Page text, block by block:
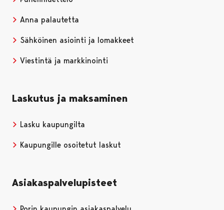
Anna palautetta
Sähköinen asiointi ja lomakkeet
Viestintä ja markkinointi
Laskutus ja maksaminen
Lasku kaupungilta
Kaupungille osoitetut laskut
Asiakaspalvelupisteet